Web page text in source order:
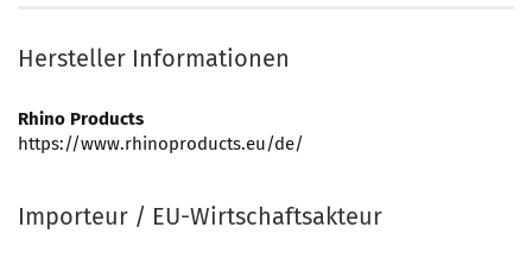
Hersteller Informationen
Rhino Products
https://www.rhinoproducts.eu/de/
Importeur / EU-Wirtschaftsakteur